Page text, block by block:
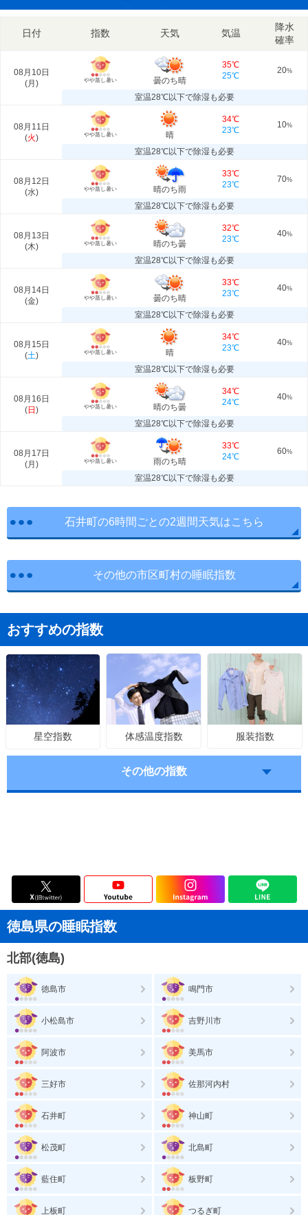
日付 指数 天気 気温
降水
確率
08月10日
(月 ) やや蒸し暑い 曇のち晴
35℃
25℃
20%
室温28℃以下で除湿も必要
08月11日
(火) やや蒸し暑い 晴
34℃
23℃
10%
室温28℃以下で除湿も必要
08月12日
(水) やや蒸し暑い 晴のち雨
33℃
23℃
70%
室温28℃以下で除湿も必要
08月13日
(木) やや蒸し暑い 晴のち曇
32℃
23℃
40%
室温28℃以下で除湿も必要
08月14日
(金) やや蒸し暑い 曇のち晴
33℃
23℃
40%
室温28℃以下で除湿も必要
08月15日
(土) やや蒸し暑い 晴
34℃
23℃
40%
室温28℃以下で除湿も必要
08月16日
(日 ) やや蒸し暑い 晴のち曇
34℃
24℃
40%
室温28℃以下で除湿も必要
08月17日
(月 ) やや蒸し暑い 雨のち晴
33℃
24℃
60%
室温28℃以下で除湿も必要
石井町の6時間ごとの2週間天気はこちら
その他の市区町村の睡眠指数
おすすめの指数
星空指数 体感温度指数 服装指数
その他の指数
徳島県の睡眠指数
北部(徳島)
徳島市 鳴門市
小松島市 吉野川市
阿波市 美馬市
三好市 佐那河内村
石井町 神山町
松茂町 北島町
藍住町 板野町
上板町 つるぎ町